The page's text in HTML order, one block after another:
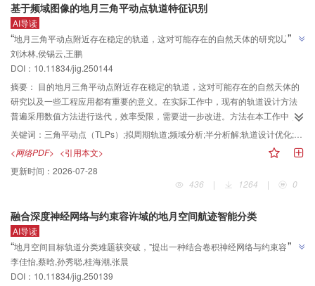
应用价值。
状态约束的损失函数，以针对性优化初轨确定性能。此外建立了一个大规模的
天基光学观测短弧段数据集，该数据集源自真实在轨卫星数据，每个观测弧段
时长5 min，包含6个观测点，记录了目标卫星相对于观测卫星的方位角、俯仰
角及其变化率。数据集涵盖多样化的目标卫星轨道，为模型的训练与性能验证
提供了可靠的数据支持。结果与传统方法相比，所提方法预测结果的位置和速
度误差分别为27.458 km和3.904 m/s，仅为传统方法的0.58%和1.14%。与基
于多层感知机（multilayer perceptron，MLP）的深度学习方法相比，所提方法
预测结果的位置和速度误差分别为前者的25.01%和19.58%，显示出更优的性
能。结论提出的基于KAN的初轨确定模型有效解决了天基光学观测的高轨目标
优势，为空间目标监测提供了新的技术手段。
基于频域图像的地月三角平动点轨道特征识别
AI导读
“地月三角平动点附近存在稳定的轨道，这对可能存在的自然天体的研究以及一
些工程应用都有重要的意义，研究团队提出了基于图像信息提取的频率数据处
理方法，首次构造并得到了地月三角平动点附近空间稳定轨道的半分析解，为
加速轨道设计过程提供了新方案。”
”
刘沐林,侯锡云,王鹏
DOI： 10.11834/jig.250144
摘要： 目的地月三角平动点附近存在稳定的轨道，这对可能存在的自然天体的
研究以及一些工程应用都有重要的意义。在实际工作中，现有的轨道设计方法
普遍采用数值方法进行迭代，效率受限，需要进一步改进。方法在本工作中，
提出基于图像信息提取的频率数据处理方法，对不同振幅轨道的相同频率进行
了研究，从而实现了对轨道的不同组成频率项的数值拟合。不同于传统的半分
析解构造方法，本文方法从频域分析结果出发，对拟周期轨道的主要频率项进
行分析。与使用数值连续方法得到对应轨道的速度相比，本文方法所消耗时间
仅为数值连续方法的1%。结果对地月三角平动点附近的空间稳定轨道进行了研
分析解，验证解的可靠性。本文方法首次构造并得到了地月三角平动点附近空
间稳定轨道的半分析解。结论本文方法适用于空间任务所需要的各种具有受迫
和自由运动特征的拟周期轨道，可以较快获得相应轨道族的半分析解，从而加
速轨道设计过程。该方法可以应用于未来的工程实践，使轨道设计过程更有效
率。
关键词： 三角平动点（TLPs）;拟周期轨道;频域分析;半分析解;轨道设计优化;数值拟合
<网络PDF> <引用本文>
更新时间： 2026-07-28
436
| 1264 | 0
融合深度神经网络与约束容许域的地月空间航迹智能分类
AI导读
“地月空间目标轨道分类难题获突破，"提出一种结合卷积神经网络与约束容许域
的短弧航迹智能轨道族分类方法"，CNN-CAR联合判别机制使分类成功率提升
近一倍。”
”
李佳怡,蔡晗,孙秀聪,桂海潮,张晨
DOI： 10.11834/jig.250139